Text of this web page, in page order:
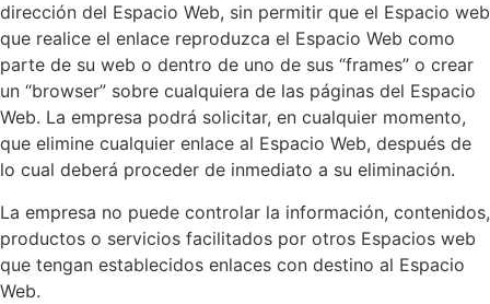
dirección del Espacio Web, sin permitir que el Espacio web
que realice el enlace reproduzca el Espacio Web como
parte de su web o dentro de uno de sus “frames” o crear
un “browser” sobre cualquiera de las páginas del Espacio
Web. La empresa podrá solicitar, en cualquier momento,
que elimine cualquier enlace al Espacio Web, después de
lo cual deberá proceder de inmediato a su eliminación.
La empresa no puede controlar la información, contenidos,
productos o servicios facilitados por otros Espacios web
que tengan establecidos enlaces con destino al Espacio
Web.